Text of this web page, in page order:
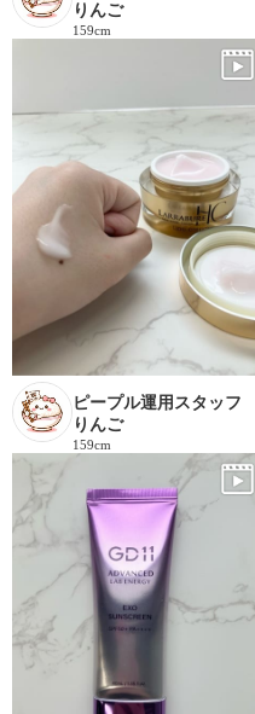
りんご
159cm
ピープル運用スタッフ
りんご
159cm